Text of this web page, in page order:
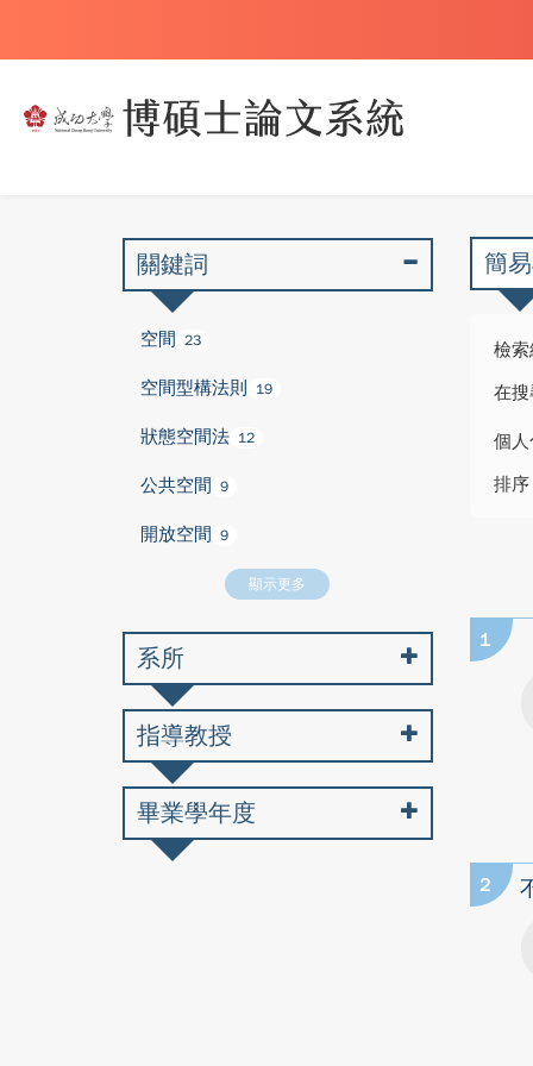
簡
檢
在
個
排序
1
2
關鍵詞
空間 23
空間型構法則 19
狀態空間法 12
公共空間 9
開放空間 9
顯示更多
系所
指導教授
畢業學年度